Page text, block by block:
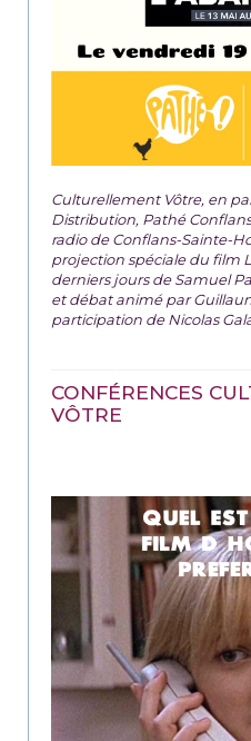
Culturellement Vôtre, en
Distribution, Pathé
radio de Conflans-Sainte-
projection spéciale du film
derniers jours de Samuel
et débat animé par
participation de Nicolas
CONFÉRENCES
VÔTRE